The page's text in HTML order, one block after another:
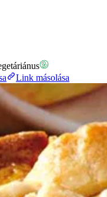
Link másolása